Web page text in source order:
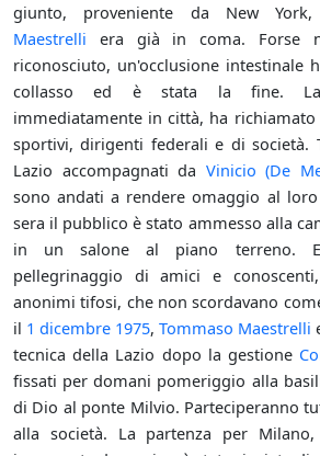
giunto, proveniente da New York,
Maestrelli era già in coma. Forse
riconosciuto, un'occlusione intestinale
collasso ed è stata la fine. La
immediatamente in città, ha
sportivi, dirigenti federali e di società.
Lazio accompagnati da Vinicio (De
sono andati a rendere omaggio al
sera il pubblico è stato ammesso alla
in un salone al piano terreno.
pellegrinaggio di amici e
anonimi tifosi, che non scordavano
il 1 dicembre 1975, Tommaso Maestrelli
tecnica della Lazio dopo la gestione
fissati per domani pomeriggio alla
di Dio al ponte Milvio. Parteciperanno
alla società. La partenza per